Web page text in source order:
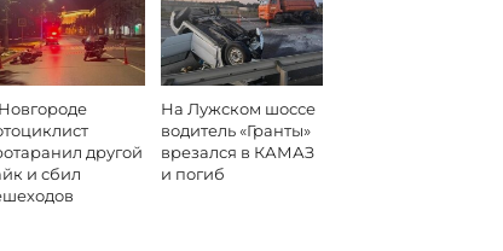
другой
и сбил
На Лужском шоссе
водитель «Гранты»
врезался в КАМАЗ
и погиб